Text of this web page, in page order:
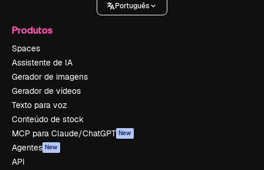
Português
Produtos
Spaces
Assistente de IA
Gerador de imagens
Gerador de vídeos
Texto para voz
Conteúdo de stock
MCP para Claude/ChatGPT New
Agentes New
API